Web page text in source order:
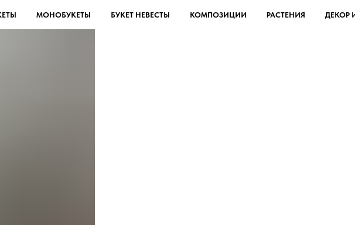
МОНОБУКЕТЫ БУКЕТ НЕВЕСТЫ КОМПОЗИЦИИ РАСТЕНИЯ ДЕКОР